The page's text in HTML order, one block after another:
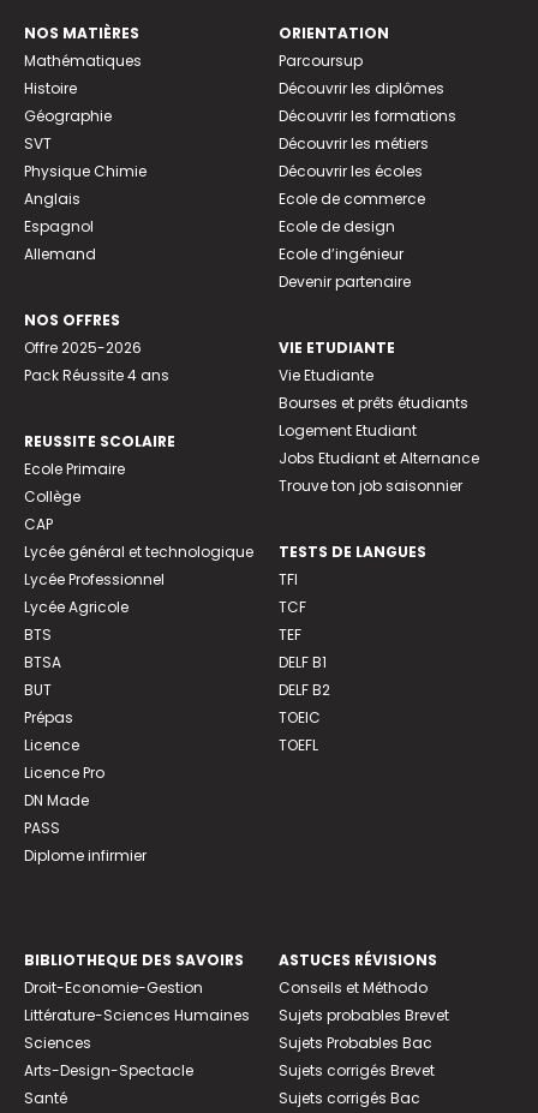
NOS MATIÈRES
Mathématiques
Histoire
Géographie
SVT
Physique Chimie
Anglais
Espagnol
Allemand
NOS OFFRES
Offre 2025-2026
Pack Réussite 4 ans
REUSSITE SCOLAIRE
Ecole Primaire
Collège
CAP
Lycée général et technologique
Lycée Professionnel
Lycée Agricole
BTS
BTSA
BUT
Prépas
Licence
Licence Pro
DN Made
PASS
Diplome infirmier
ORIENTATION
Parcoursup
Découvrir les diplômes
Découvrir les formations
Découvrir les métiers
Découvrir les écoles
Ecole de commerce
Ecole de design
Ecole d’ingénieur
Devenir partenaire
VIE ETUDIANTE
Vie Etudiante
Bourses et prêts étudiants
Logement Etudiant
Jobs Etudiant et Alternance
Trouve ton job saisonnier
TESTS DE LANGUES
TFI
TCF
TEF
DELF B1
DELF B2
TOEIC
TOEFL
BIBLIOTHEQUE DES SAVOIRS
Droit-Economie-Gestion
Littérature-Sciences Humaines
Sciences
Arts-Design-Spectacle
Santé
ASTUCES RÉVISIONS
Conseils et Méthodo
Sujets probables Brevet
Sujets Probables Bac
Sujets corrigés Brevet
Sujets corrigés Bac